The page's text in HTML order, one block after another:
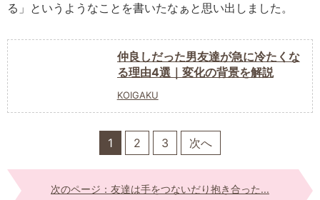
る」というようなことを書いたなぁと思い出しました。
仲良しだった男友達が急に冷たくな
る理由4選｜変化の背景を解説
KOIGAKU
1 2 3 次へ
次のページ：友達は手をつないだり抱き合った...